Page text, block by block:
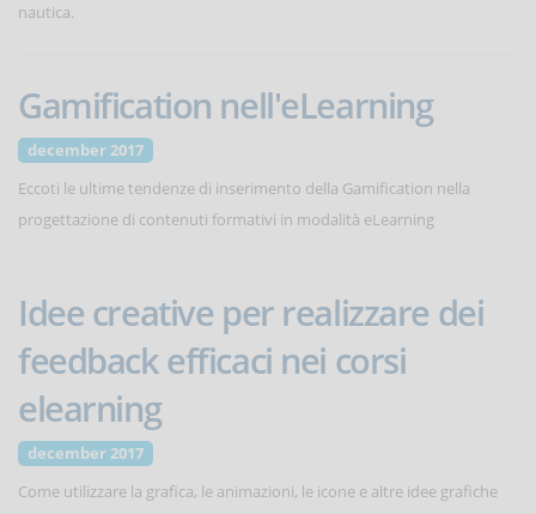
nautica.
Gamification nell'eLearning
december 2017
Eccoti le ultime tendenze di inserimento della Gamification nella
progettazione di contenuti formativi in modalità eLearning
Idee creative per realizzare dei
feedback efficaci nei corsi
elearning
december 2017
Come utilizzare la grafica, le animazioni, le icone e altre idee grafiche